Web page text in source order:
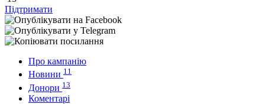
Підтримати
Про кампанію
Новини 11
Донори 13
Коментарі